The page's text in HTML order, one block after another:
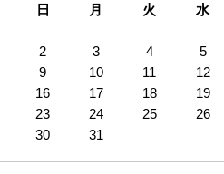
日
月 火 水
2
3 4 5
9
10 11 12
16
17 18 19
23
24 25 26
30
31